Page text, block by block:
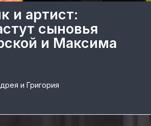
и артист:
сыновья
и Максима
и Григория